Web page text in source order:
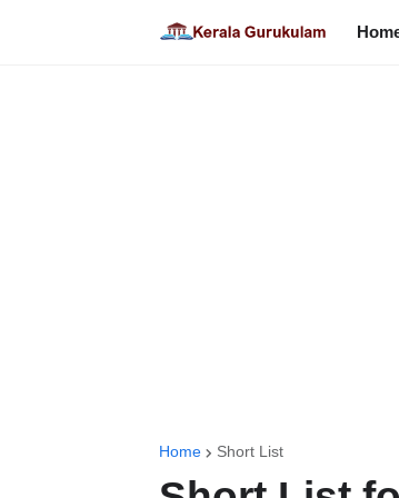
Home Short List